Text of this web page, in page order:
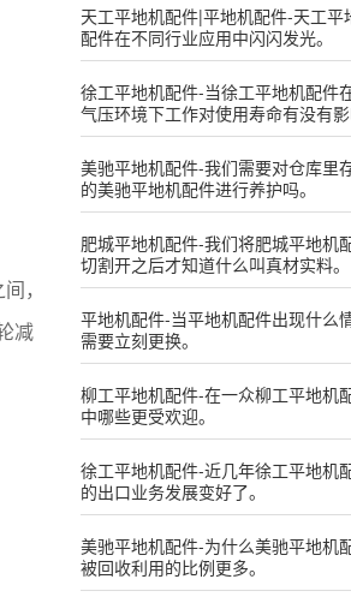
，
减
天工平地机配件|平地机配件-天工平
配件在不同行业应用中闪闪发光。
徐工平地机配件-当徐工平地机配件
气压环境下工作对使用寿命有没有影
美驰平地机配件-我们需要对仓库里
的美驰平地机配件进行养护吗。
肥城平地机配件-我们将肥城平地机
切割开之后才知道什么叫真材实料。
平地机配件-当平地机配件出现什么
需要立刻更换。
柳工平地机配件-在一众柳工平地机
中哪些更受欢迎。
徐工平地机配件-近几年徐工平地机
的出口业务发展变好了。
美驰平地机配件-为什么美驰平地机
被回收利用的比例更多。